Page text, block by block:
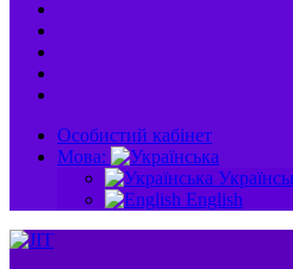
Особистий кабінет
Мова:
English